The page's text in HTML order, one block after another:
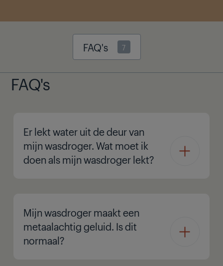
FAQ's 7
FAQ's
Er lekt water uit de deur van
mijn wasdroger. Wat moet ik
doen als mijn wasdroger lekt?
Mijn wasdroger maakt een
metaalachtig geluid. Is dit
normaal?